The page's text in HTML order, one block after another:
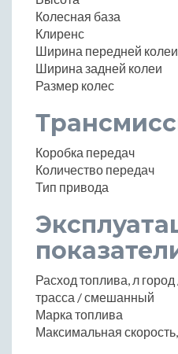
Колесная база
Клиренс
Ширина передней колеи
Ширина задней колеи
Размер колес
Коробка передач
Количество передач
Тип привода
Расход топлива, л город
трасса / смешанный
Марка топлива
Максимальная